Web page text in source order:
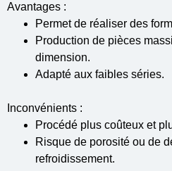
Avantages :
Permet de réaliser des
Production de pièces
dimension.
Adapté aux faibles séries.
Inconvénients :
Procédé plus coûteux et
Risque de porosité ou de
refroidissement.